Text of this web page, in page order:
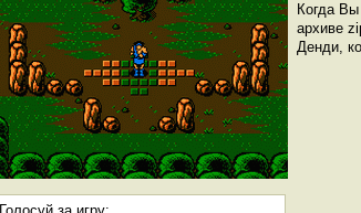
Когда Вы
архиве
Денди,